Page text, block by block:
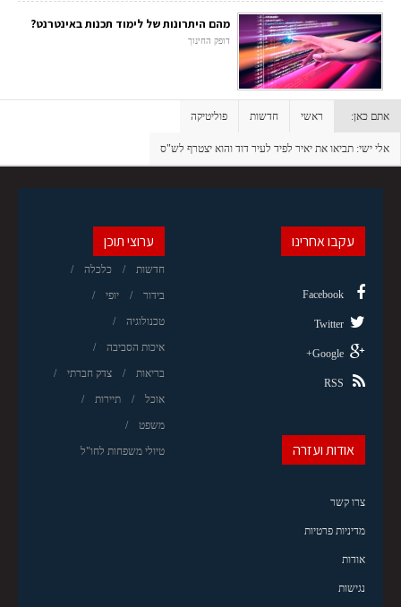
מהם היתרונות של לימוד תכנות באינטרנט?
דופק החינוך
אתם כאן: ראשי חדשות פוליטיקה
אלי ישי: תביאו את יאיר לפיד לעיר דוד והוא יצטרף לש"ס
ערוצי תוכן
חדשות כלכלה
בידור יופי
טכנולוגיה
איכות הסביבה
בריאות צדק חברתי
אוכל תיירות
משפט
טיולי משפחות לחו"ל
עקבו אחרינו
Facebook
Twitter
Google+
RSS
אודות ועזרה
צרו קשר
מדיניות פרטיות
אודות
נגישות